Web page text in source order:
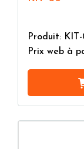
Produit: KIT-
Prix web à